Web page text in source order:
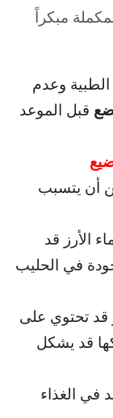
مبكراً
وعدم
قبل الموعد
أن يتسبب
الأرز قد
في الحليب
قد تحتوي على
قد يشكل
في الغذاء